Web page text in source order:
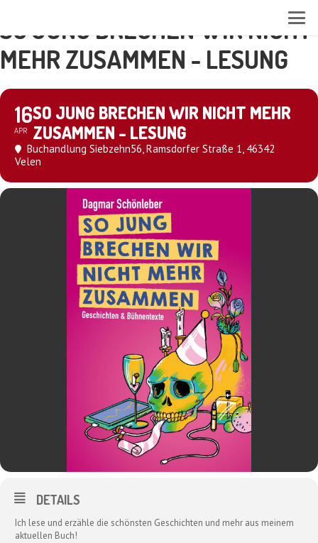
SO JUNG BRECHEN WIR NICHT
MEHR ZUSAMMEN - LESUNG
16
APR
SO JUNG BRECHEN WIR NICHT MEHR
ZUSAMMEN - LESUNG
Buchandlung Siebzehn56, Ramsdorfer Straße 1, 46342
Velen
DETAILS
Ich lese und erzähle die schönsten Geschichten und mehr aus meinem
aktuellen Buch!